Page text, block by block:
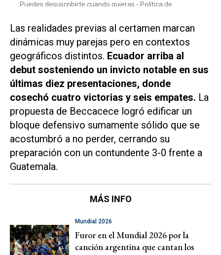
Las realidades previas al certamen marcan
dinámicas muy parejas pero en contextos
geográficos distintos. Ecuador arriba al
debut sosteniendo un invicto notable en sus
últimas diez presentaciones, donde
cosechó cuatro victorias y seis empates. La
propuesta de Beccacece logró edificar un
bloque defensivo sumamente sólido que se
acostumbró a no perder, cerrando su
preparación con un contundente 3-0 frente a
Guatemala.
MÁS INFO
Mundial 2026
Furor en el Mundial 2026 por la
canción argentina que cantan los